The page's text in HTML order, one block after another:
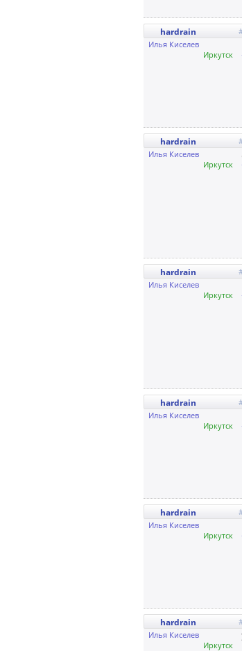
hardrain
Илья Киселев
Иркутск
hardrain
Илья Киселев
Иркутск
hardrain
Илья Киселев
Иркутск
hardrain
Илья Киселев
Иркутск
hardrain
Илья Киселев
Иркутск
hardrain
Илья Киселев
Иркутск